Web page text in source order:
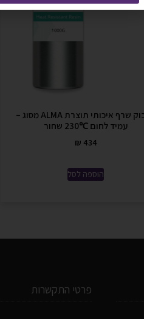
בקבוק שרף איכותי תוצרת ALMA מסוג –
עמיד לחום ℃230 שחור
₪ 434
הוספה לסל
פרטי התקשרות